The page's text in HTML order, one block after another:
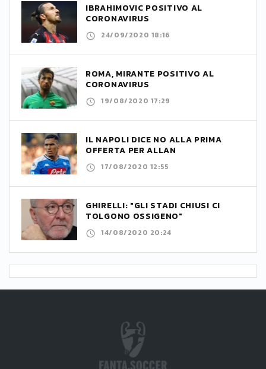
IBRAHIMOVIC POSITIVO AL
CORONAVIRUS
24/09/2020 18:16
ROMA, MIRANTE POSITIVO AL
CORONAVIRUS
19/08/2020 17:29
IL NAPOLI DICE NO ALLA PRIMA
OFFERTA PER ALLAN
17/08/2020 12:55
GHIRELLI: "GLI STADI CHIUSI CI
TOLGONO OSSIGENO"
14/08/2020 20:24